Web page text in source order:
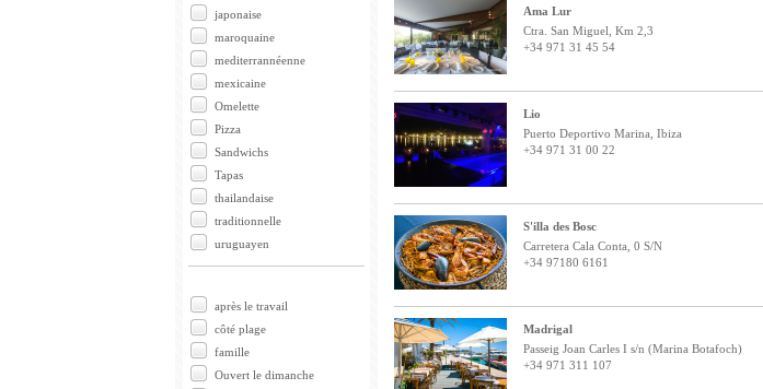
japonaise
maroquaine
mediterrannéenne
mexicaine
Omelette
Pizza
Sandwichs
Tapas
thailandaise
traditionnelle
uruguayen
après le travail
côté plage
famille
Ouvert le dimanche
Ama Lur
Ctra. San Miguel, Km 2,3
+34 971 31 45 54
Lio
Puerto Deportivo Marina, Ibiza
+34 971 31 00 22
S'illa des Bosc
Carretera Cala Conta, 0 S/N
+34 97180 6161
Madrigal
Passeig Joan Carles I s/n (Marina Botafoch)
+34 971 311 107